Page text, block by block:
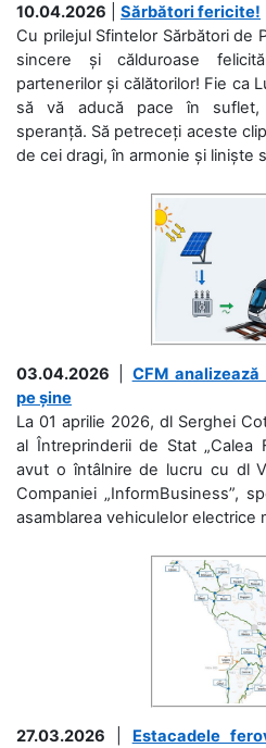
10.04.2026
Sărbători fericite!
Cu prilejul Sfintelor Sărbători de
sincere și călduroase
partenerilor și călătorilor! Fie ca
să vă aducă pace în suflet,
speranță. Să petreceți aceste
de cei dragi, în armonie și liniște
03.04.2026
CFM
pe șine
La 01 aprilie 2026, dl Serghei
al Întreprinderii de Stat „Calea
avut o întâlnire de lucru cu dl
Companiei „InformBusiness”,
asamblarea vehiculelor electrice
27.03.2026
Estacadele